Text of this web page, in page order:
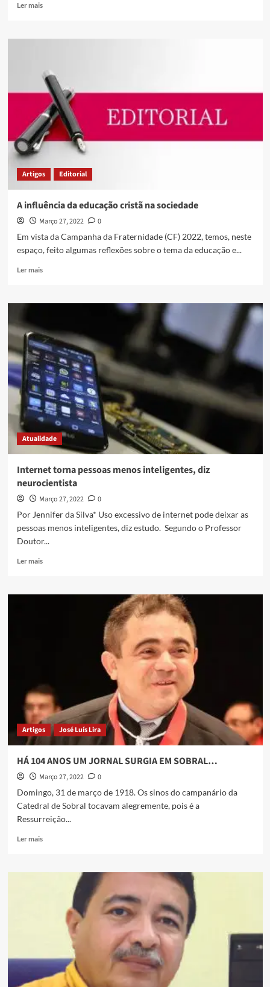
Ler mais
Artigos Editorial
A influência da educação cristã na sociedade
Março 27, 2022
0
Em vista da Campanha da Fraternidade (CF) 2022, temos, neste
espaço, feito algumas reflexões sobre o tema da educação e...
Ler mais
Atualidade
Internet torna pessoas menos inteligentes, diz
neurocientista
Março 27, 2022
0
Por Jennifer da Silva* Uso excessivo de internet pode deixar as
pessoas menos inteligentes, diz estudo. Segundo o Professor
Doutor...
Ler mais
Artigos José Luís Lira
HÁ 104 ANOS UM JORNAL SURGIA EM SOBRAL…
Março 27, 2022
0
Domingo, 31 de março de 1918. Os sinos do campanário da
Catedral de Sobral tocavam alegremente, pois é a
Ressurreição...
Ler mais